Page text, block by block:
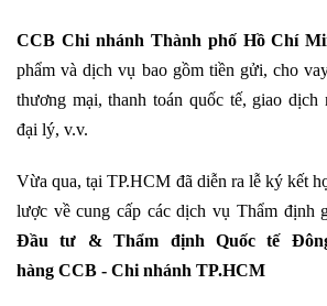
CCB Chi nhánh Thành phố Hồ Chí
phẩm và dịch vụ bao gồm tiền gửi, cho
thương mại, thanh toán quốc tế, giao dịch
đại lý, v.v.
Vừa qua, tại TP.HCM đã diễn ra lễ ký kết
lược về cung cấp các dịch vụ Thẩm định
Đầu tư & Thẩm định Quốc tế
hàng CCB - Chi nhánh TP.HCM